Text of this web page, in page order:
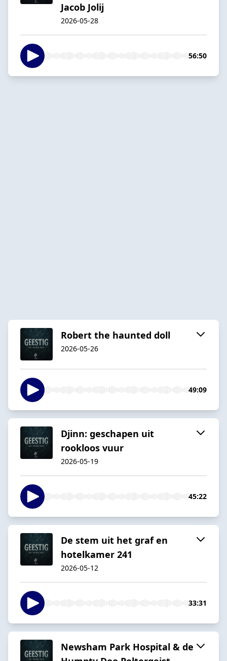
Jacob Jolij
2026-05-28
56:50
Robert the haunted doll
2026-05-26
49:09
Djinn: geschapen uit
rookloos vuur
2026-05-19
45:22
De stem uit het graf en
hotelkamer 241
2026-05-12
33:31
Newsham Park Hospital & de